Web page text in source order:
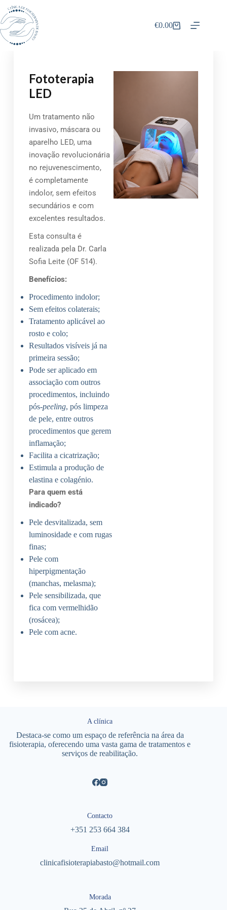
€0.00
Fototerapia
LED
Um tratamento não
invasivo, máscara ou
aparelho LED, uma
inovação revolucionária
no rejuvenescimento,
é completamente
indolor, sem efeitos
secundários e com
excelentes resultados.
Esta consulta é
realizada pela Dr. Carla
Sofia Leite (OF 514).
Benefícios:
Procedimento indolor;
Sem efeitos colaterais;
Tratamento aplicável ao
rosto e colo;
Resultados visíveis já na
primeira sessão;
Pode ser aplicado em
associação com outros
procedimentos, incluindo
pós-peeling, pós limpeza
de pele, entre outros
procedimentos que gerem
inflamação;
Facilita a cicatrização;
Estimula a produção de
elastina e colagénio.
Para quem está
indicado?
Pele desvitalizada, sem
luminosidade e com rugas
finas;
Pele com
hiperpigmentação
(manchas, melasma);
Pele sensibilizada, que
fica com vermelhidão
(rosácea);
Pele com acne.
A clínica
Destaca-se como um espaço de referência na área da
fisioterapia, oferecendo uma vasta gama de tratamentos e
serviços de reabilitação.
Contacto
+351 253 664 384
Email
clinicafisioterapiabasto@hotmail.com
Morada